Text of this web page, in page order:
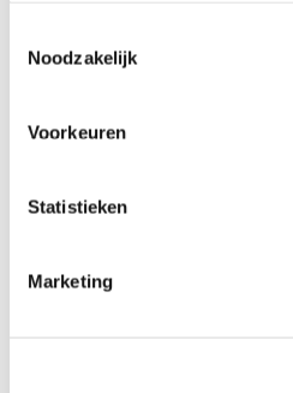
Noodzakelijk
Voorkeuren
Statistieken
Marketing